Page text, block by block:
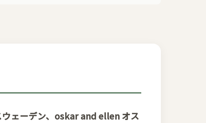
ウェーデン、oskar and ellen オス